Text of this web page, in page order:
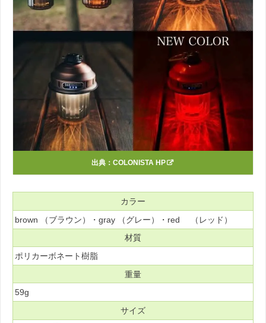
出典： COLONISTA HP
カラー
brown （ブラウン）・gray （グレー）・red （レッド）
材質
ポリカーボネート樹脂
重量
59g
サイズ